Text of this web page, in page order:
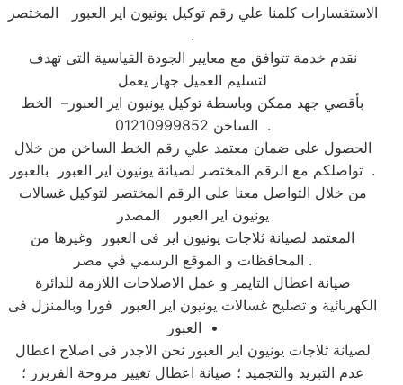
الاستفسارات كلمنا علي رقم توكيل يونيون اير العبور المختصر
.
نقدم خدمة تتوافق مع معايير الجودة القياسية التى تهدف
لتسليم العميل جهاز يعمل
بأقصي جهد ممكن وباسطة توكيل يونيون اير العبور– الخط
الساخن 01210999852 .
الحصول على ضمان معتمد علي رقم الخط الساخن من خلال
تواصلكم مع الرقم المختصر لصيانة يونيون اير العبور بالعبور .
من خلال التواصل معنا علي الرقم المختصر لتوكيل غسالات
يونيون اير العبور المصدر
المعتمد لصيانة ثلاجات يونيون اير فى العبور وغيرها من
المحافظات و الموقع الرسمي في مصر .
صيانة اعطال التايمر و عمل الاصلاحات اللازمة للدائرة
الكهربائية و تصليح غسالات يونيون اير العبور فورا وبالمنزل فى
العبور •
لصيانة ثلاجات يونيون اير العبور نحن الاجدر فى اصلاح اعطال
عدم التبريد والتجميد ؛ صيانة اعطال تغيير مروحة الفريزر ؛